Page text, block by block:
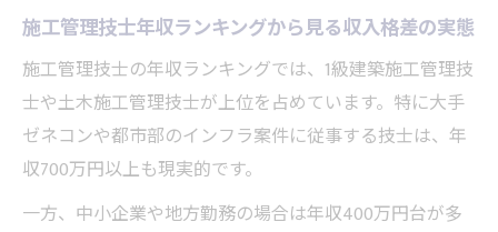
実態
施工管理技士に求められるスキルと賃金の
関係
施工管理技士の仕事が高収入につながる理
由
キャリアアップを目指すなら賃金調査が鍵
施工管理技士年収ランキングから見る収入格差の実態
施工管理技士の年収ランキングでは、1級建築施工管理技
士や土木施工管理技士が上位を占めています。特に大手
ゼネコンや都市部のインフラ案件に従事する技士は、年
収700万円以上も現実的です。
一方、中小企業や地方勤務の場合は年収400万円台が多